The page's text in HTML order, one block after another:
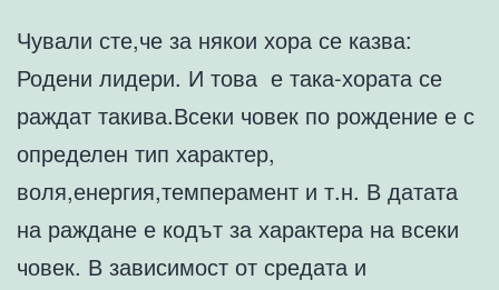
Чували сте,че за някои хора се казва:
Родени лидери. И това е така-хората се
раждат такива.Всеки човек по рождение е с
определен тип характер,
воля,енергия,темперамент и т.н. В датата
на раждане е кодът за характера на всеки
човек. В зависимост от средата и